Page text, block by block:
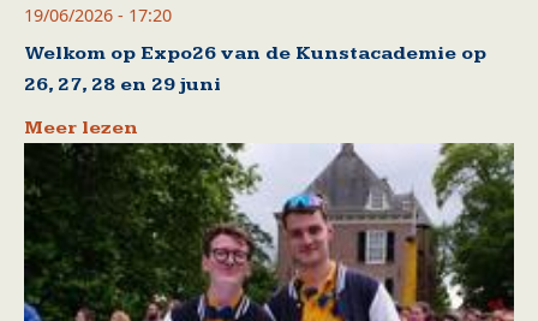
19/06/2026 - 17:20
Welkom op Expo26 van de Kunstacademie op
26, 27, 28 en 29 juni
Meer lezen